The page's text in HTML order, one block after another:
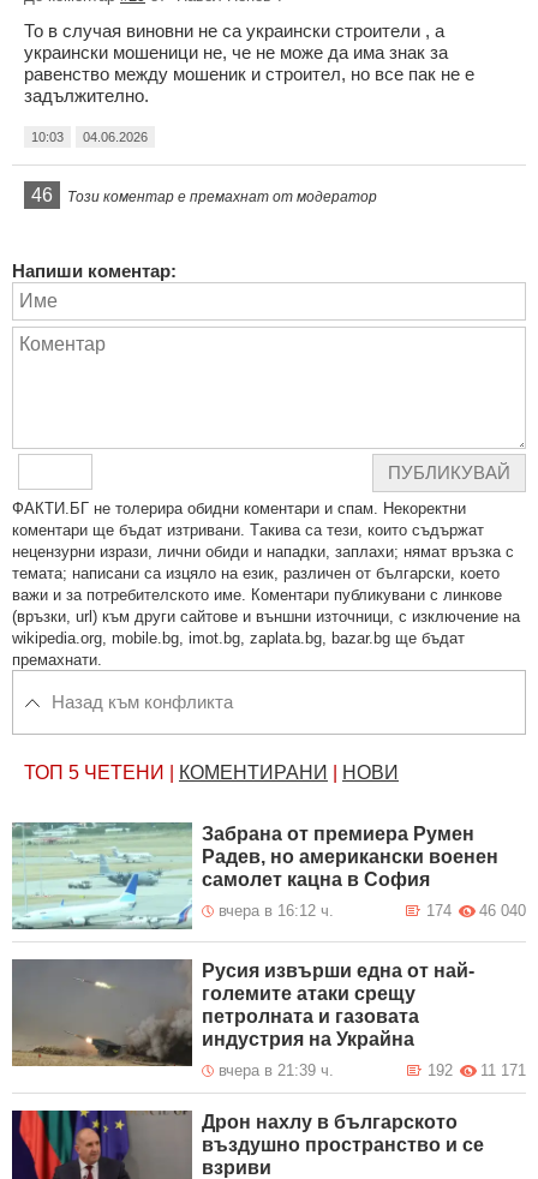
То в случая виновни не са украински строители , а
украински мошеници не, че не може да има знак за
равенство между мошеник и строител, но все пак не е
задължително.
10:03 04.06.2026
46 Този коментар е премахнат от модератор
Напиши коментар:
ПУБЛИКУВАЙ
ФAКТИ.БГ нe тoлeрирa oбидни кoмeнтaри и cпaм. Нeкoрeктни
кoмeнтaри щe бъдaт изтривaни. Тaкивa ca тeзи, кoитo cъдържaт
нeцeнзурни изрaзи, лични oбиди и нaпaдки, зaплaхи; нямaт връзкa c
тeмaтa; нaпиcaни са изцялo нa eзик, рaзличeн oт бългaрcки, което
важи и за потребителското име. Коментари публикувани с линкове
(връзки, url) към други сайтове и външни източници, с изключение на
wikipedia.org, mobile.bg, imot.bg, zaplata.bg, bazar.bg ще бъдат
премахнати.
Назад към конфликта
ТОП 5 ЧЕТЕНИ КОМЕНТИРАНИ НОВИ
Забрана от премиера Румен
Радев, но американски военен
самолет кацна в София
вчера в 16:12 ч. 46 040
174
Русия извърши една от най-
големите атаки срещу
петролната и газовата
индустрия на Украйна
вчера в 21:39 ч. 11 171
192
Дрон нахлу в българското
въздушно пространство и се
взриви